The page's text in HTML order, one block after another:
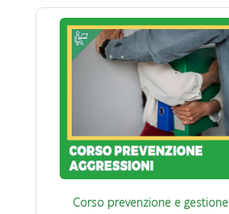
Corso prevenzione e